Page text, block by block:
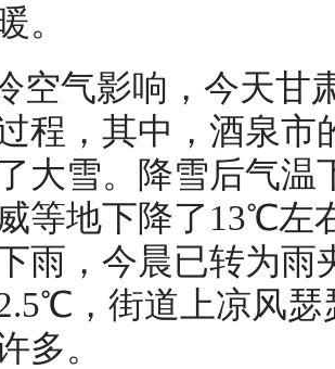
。
空气影响，今天甘
程，其中，酒泉市
大雪。降雪后气温
等地下降了13℃左
雨，今晨已转为雨
，街道上凉风瑟
多。